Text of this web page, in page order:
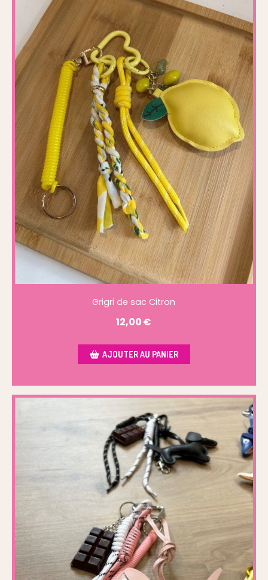
Grigri de sac Citron
12,00€
AJOUTER AU PANIER